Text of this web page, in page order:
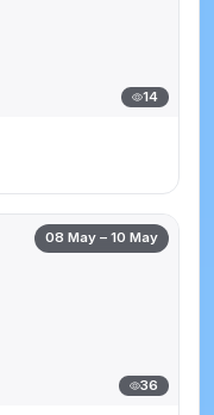
14
08 May – 10 May
36